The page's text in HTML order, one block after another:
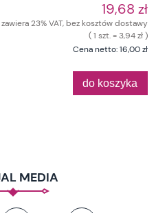
19,68 zł
zawiera 23% VAT, bez kosztów dostawy
( 1 szt. = 3,94 zł )
Cena netto:16,00 zł
do koszyka
MEDIA